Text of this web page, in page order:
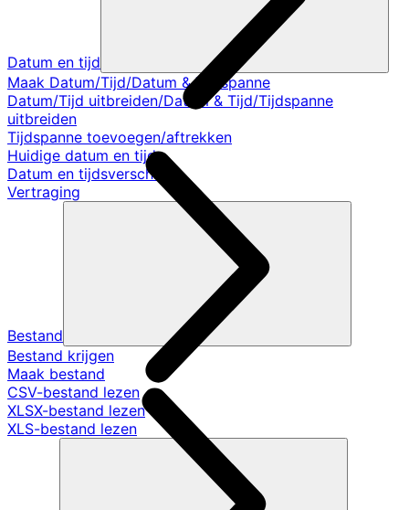
Datum en tijd
Maak Datum/Tijd/Datum & Tijdspanne
Datum/Tijd uitbreiden/Datum & Tijd/Tijdspanne
uitbreiden
Tijdspanne toevoegen/aftrekken
Huidige datum en tijd
Datum en tijdsverschil
Vertraging
Bestand
Bestand krijgen
Maak bestand
CSV-bestand lezen
XLSX-bestand lezen
XLS-bestand lezen